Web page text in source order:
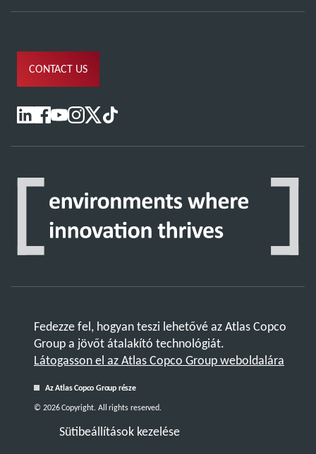
CONTACT US
Fedezze fel, hogyan teszi lehetővé az Atlas Copco
Group a jövőt átalakító technológiát.
Látogasson el az Atlas Copco Group weboldalára
Az Atlas Copco Group része
Sütibeállítások kezelése
© 2026 Copyright. All rights reserved.